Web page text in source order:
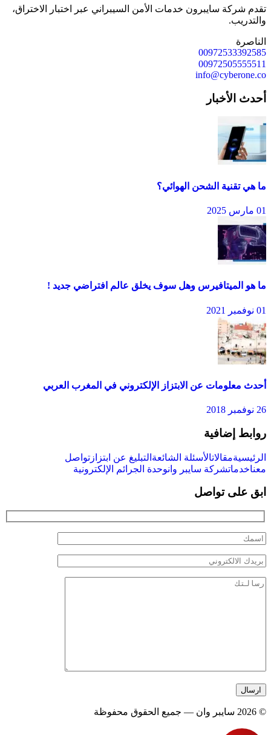
تقدم شركة سايبرون خدمات الأمن السيبراني عبر اختبار الاختراق،
والتدريب.
الناصرة
00972533392585
00972505555511
info@cyberone.co
أحدث الأخبار
ما هي تقنية الشحن الهوائي؟
01 مارس 2025
ما هو الميتافيرس وهل سوف يخلق عالم افتراضي جديد !
01 نوفمبر 2021
أحدث معلومات عن الابتزاز الإلكتروني في المغرب العربي
26 نوفمبر 2018
روابط إضافية
الرئيسيةمقالاتالأسئلة الشائعة التبليغ عن ابتزاز تواصل
معناخدماتشركة سايبر وانوحدة الجرائم الإلكترونية
ابق على تواصل
© 2026 سايبر وان — جميع الحقوق محفوظة